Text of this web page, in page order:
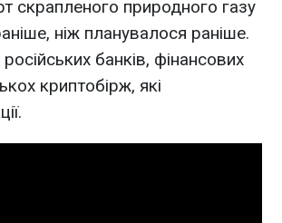
скрапленого природного газу
ніж планувалося раніше.
банків, фінансових
криптобірж, які